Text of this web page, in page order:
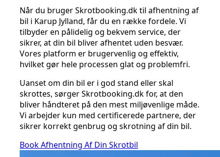
Når du bruger Skrotbooking.dk til afhentning af
bil i Karup Jylland, får du en række fordele. Vi
tilbyder en pålidelig og bekvem service, der
sikrer, at din bil bliver afhentet uden besvær.
Vores platform er brugervenlig og effektiv,
hvilket gør hele processen glat og problemfri.
Uanset om din bil er i god stand eller skal
skrottes, sørger Skrotbooking.dk for, at den
bliver håndteret på den mest miljøvenlige måde.
Vi arbejder kun med certificerede partnere, der
sikrer korrekt genbrug og skrotning af din bil.
Book Afhentning Af Din Skrotbil